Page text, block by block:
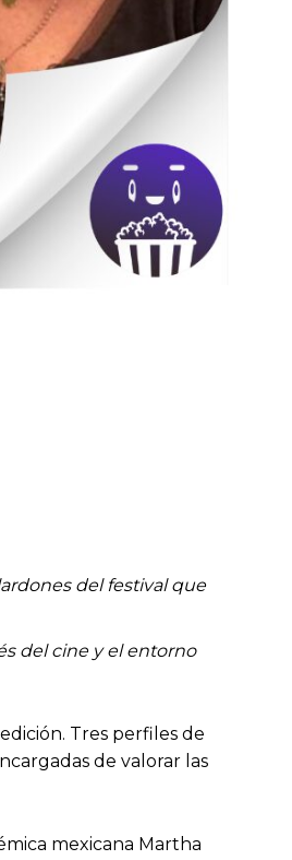
del festival que
del cine y el entorno
Tres perfiles de
de valorar las
mexicana Martha